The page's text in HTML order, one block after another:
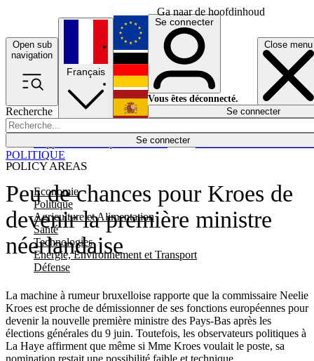
Ga naar de hoofdinhoud
Open sub
navigation
Close menu
Recherche
Se connecter
POLICY AREAS
Economie
Politique
Agriculture et Alimentation
Santé
Technologies
Energie, Environnement et Transport
Défense
Économie
Français
English
Deutsch
Español
Se connecter
Vous êtes déconnecté.
Se connecter
Peu de chances pour Kroes de
devenir la première ministre
néerlandaise
La machine à rumeur bruxelloise rapporte que la commissaire Neelie
Kroes est proche de démissionner de ses fonctions européennes pour
devenir la nouvelle première ministre des Pays-Bas après les
élections générales du 9 juin. Toutefois, les observateurs politiques à
La Haye affirment que même si Mme Kroes voulait le poste, sa
POLITIQUE